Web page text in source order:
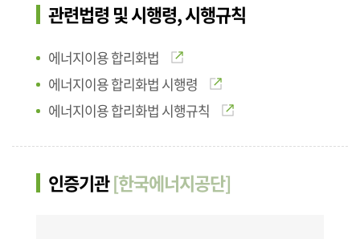
관련법령 및 시행령, 시행규칙
에너지이용 합리화법
에너지이용 합리화법 시행령
에너지이용 합리화법 시행규칙
인증기관[한국에너지공단]